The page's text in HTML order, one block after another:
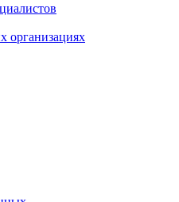
организациях